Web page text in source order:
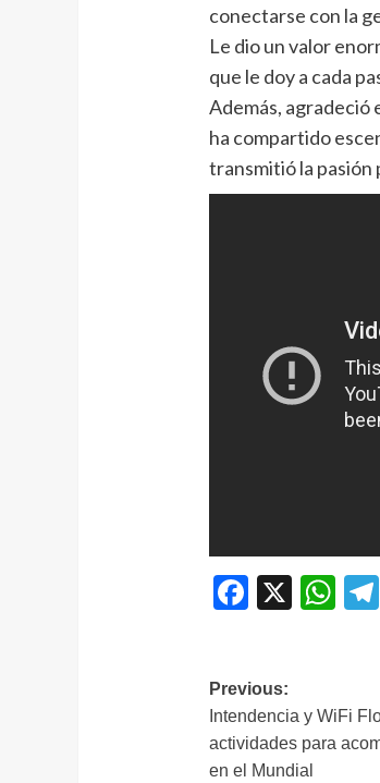
conectarse con la
Le dio un valor
que le doy a cada
Además, agradeció
ha compartido
transmitió la pasión
X
Navegación
de
entradas
Previous:
Intendencia y WiFi
actividades para
en el Mundial